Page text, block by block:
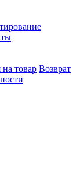
на товар Возврат